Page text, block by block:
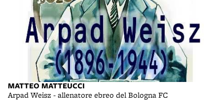
MATTEO MATTEUCCI
Arpad Weisz - allenatore ebreo del Bologna FC